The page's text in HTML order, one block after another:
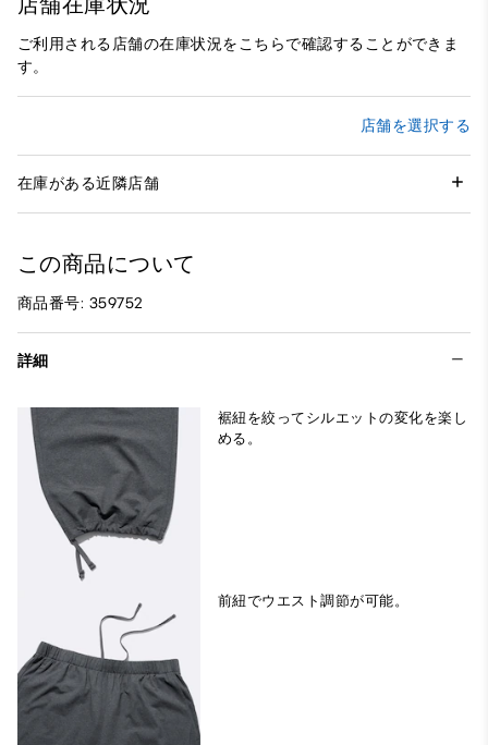
ご利用される店舗の在庫状況をこちらで確認することができま
す。
店舗を選択する
在庫がある近隣店舗
この商品について
商品番号: 359752
詳細
裾紐を絞ってシルエットの変化を楽し
める。
前紐でウエスト調節が可能。